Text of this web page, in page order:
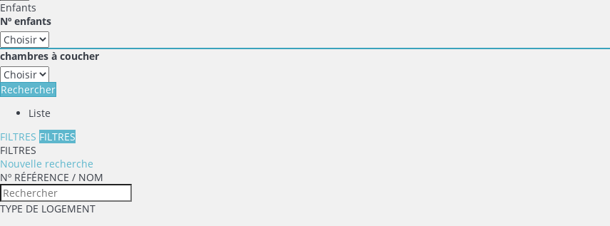
Enfants
Nº enfants
chambres à coucher
Rechercher
Liste
FILTRES FILTRES
FILTRES
Nouvelle recherche
Nº RÉFÉRENCE / NOM
TYPE DE LOGEMENT